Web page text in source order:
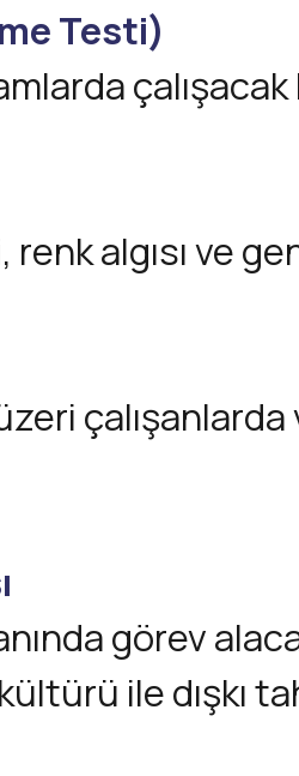
Testi)
çalışacak
algısı ve
görev
ile dışkı